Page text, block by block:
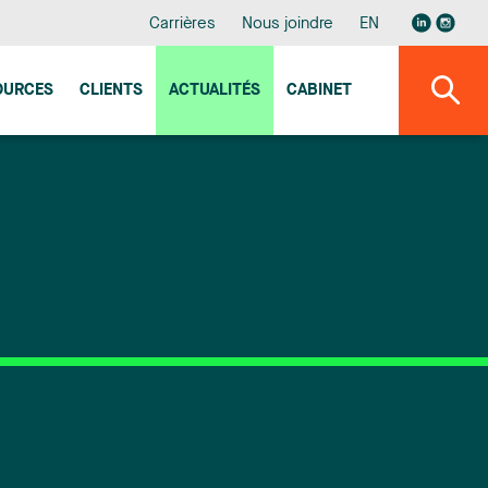
Carrières Nous joindre EN
CLIENTS ACTUALITÉS CABINET